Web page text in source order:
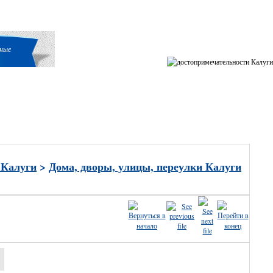
> Дома, дворы, улицы, переулки Калуги